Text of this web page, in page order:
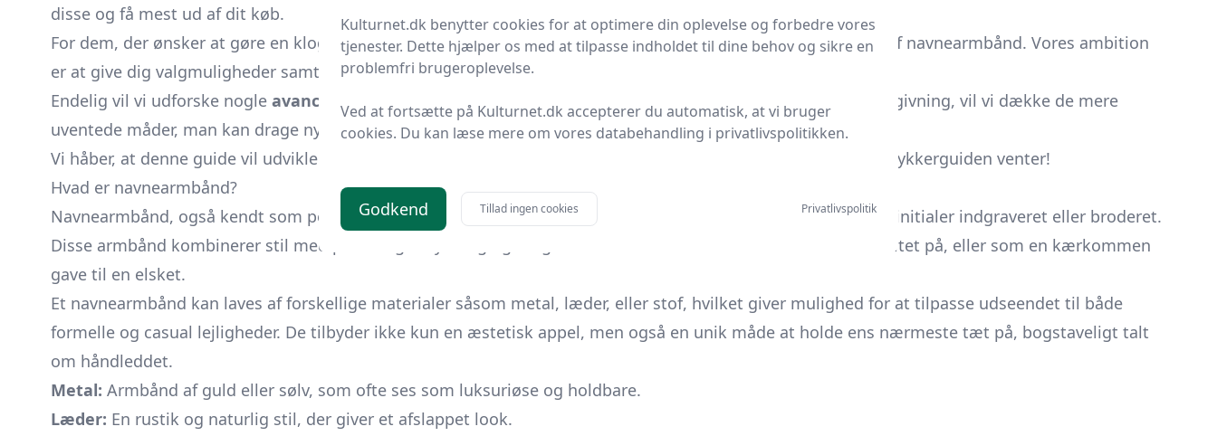
disse og få mest ud af dit køb.
For dem, der ønsker at gøre en klog investering, vi tilbyder enprissammenligningsamt alternativer, verden af navnearmbånd. Vores ambition
er at give dig valgmuligheder samt en forståelse af, hvor du får mest værdi for pengene.
Endelig vil vi udforske nogle avancerede anvendelser af navnearmbånd. Fra personlig branding til unik gavegivning, vil vi dække de mere
uventede måder, man kan drage nytte af disse smykker.
Vi håber, at denne guide vil udvikle din forståelse og kærlighed til navnearmbånd. Klar til at starte din rejse? Dykkerguiden venter!
Hvad er navnearmbånd?
Navnearmbånd, også kendt som personaliserede armbånd, er smykker designet med individuelle navne eller initialer indgraveret eller broderet.
Disse armbånd kombinerer stil med personlig betydning og fungerer ofte som en måde at fremvise ens identitet på, eller som en kærkommen
gave til en elsket.
Et navnearmbånd kan laves af forskellige materialer såsom metal, læder, eller stof, hvilket giver mulighed for at tilpasse udseendet til både
formelle og casual lejligheder. De tilbyder ikke kun en æstetisk appel, men også en unik måde at holde ens nærmeste tæt på, bogstaveligt talt
om håndleddet.
Metal: Armbånd af guld eller sølv, som ofte ses som luksuriøse og holdbare.
Læder: En rustik og naturlig stil, der giver et afslappet look.
Kulturnet.dk benytter cookies for at optimere din oplevelse og forbedre vores
tjenester. Dette hjælper os med at tilpasse indholdet til dine behov og sikre en
problemfri brugeroplevelse.
Ved at fortsætte på Kulturnet.dk accepterer du automatisk, at vi bruger
cookies. Du kan læse mere om vores databehandling i privatlivspolitikken.
Godkend Tillad ingen cookies Privatlivspolitik